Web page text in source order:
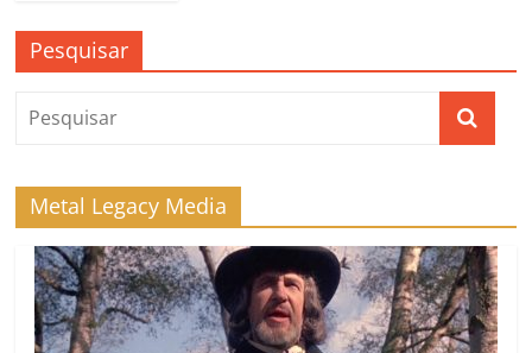
Pesquisar
Metal Legacy Media